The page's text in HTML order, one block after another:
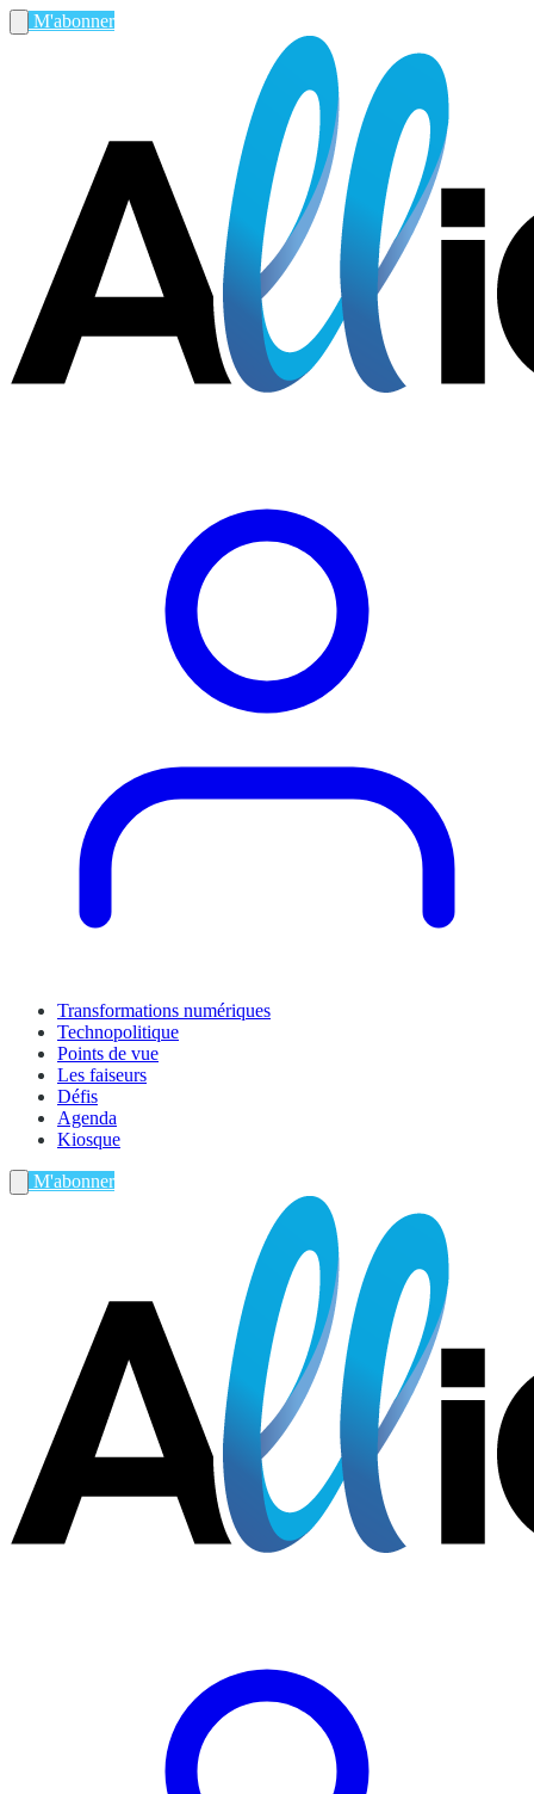
M'abonner
Transformations numériques
Technopolitique
Points de vue
Les faiseurs
Défis
Agenda
Kiosque
M'abonner